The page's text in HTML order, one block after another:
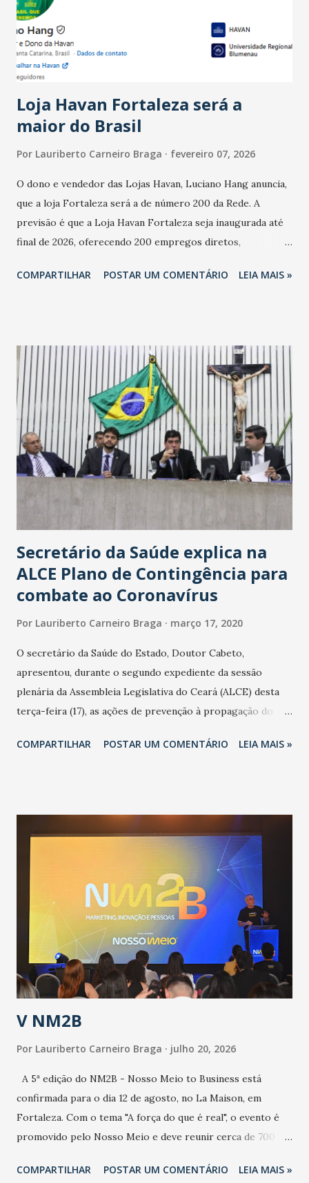
registraram equilíbrio financeiro. Já o percentual de
estabelecimentos no prejuízo ficou em 19%, pouco abaixo
do observado no mês anterior. Outros 1% não existiam em
novembro. Em relação a outubro, o faturamento também
cresceu. De acordo com a pesquisa, 44% dos n...
Loja Havan Fortaleza será a
maior do Brasil
Por Lauriberto Carneiro Braga fevereiro 07, 2026
O dono e vendedor das Lojas Havan, Luciano Hang anuncia,
que a loja Fortaleza será a de número 200 da Rede. A
previsão é que a Loja Havan Fortaleza seja inaugurada até
final de 2026, oferecendo 200 empregos diretos,
Havan Fortaleza ainda não foi anunciada oficialmente, mas
COMPARTILHAR POSTAR UM COMENTÁRIO LEIA MAIS »
Secretário da Saúde explica na
ALCE Plano de Contingência para
combate ao Coronavírus
Por Lauriberto Carneiro Braga março 17, 2020
O secretário da Saúde do Estado, Doutor Cabeto,
apresentou, durante o segundo expediente da sessão
plenária da Assembleia Legislativa do Ceará (ALCE) desta
terça-feira (17), as ações de prevenção à propagação do
adotadas pelo Governo do Estado na contenção da
população suspeita e de cuidados com os ambientes
públicos e domiciliares. “Nós não estamos vivendo uma
epidemia comum, como temos em todos os anos, com
aumento de casos de dengue, influenza ou H1N1. Trata-se
de uma epidemia com um vírus diferente, com um poder de
contaminação maior que outros coronavírus”, apontou o
secretário. Segundo ele, é uma epidemia com chance de
contaminação alta, podendo gerar um grande risco à
população e ao sistema de saúde. “Precisamos saber fazer a
estratificação do risco da doença, para não so...
COMPARTILHAR POSTAR UM COMENTÁRIO LEIA MAIS »
V NM2B
Por Lauriberto Carneiro Braga julho 20, 2026
A 5ª edição do NM2B - Nosso Meio to Business está
confirmada para o dia 12 de agosto, no La Maison, em
Fortaleza. Com o tema "A força do que é real", o evento é
promovido pelo Nosso Meio e deve reunir cerca de 700
e lideranças do Mercado Nacional. Desde 2022, o NM2B
COMPARTILHAR POSTAR UM COMENTÁRIO LEIA MAIS »